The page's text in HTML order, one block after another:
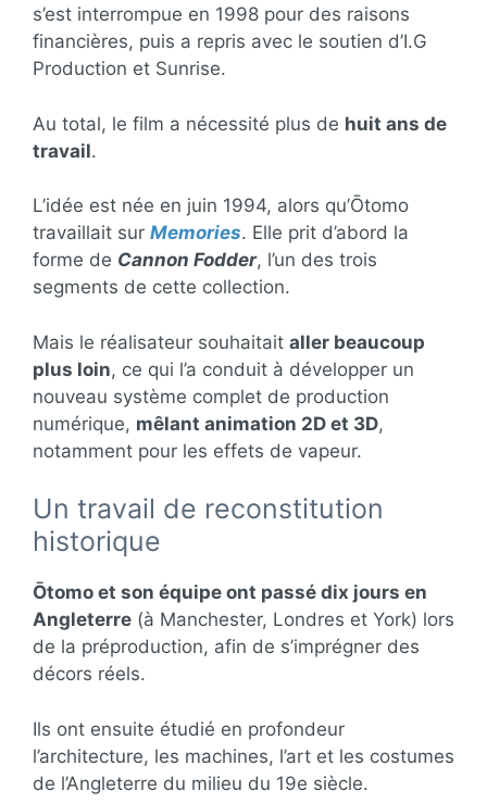
s’est interrompue en 1998 pour des raisons
financières, puis a repris avec le soutien d’I.G
Production et Sunrise.
Au total, le film a nécessité plus de huit ans de
travail.
L’idée est née en juin 1994, alors qu’Ōtomo
travaillait sur Memories. Elle prit d’abord la
forme de Cannon Fodder, l’un des trois
segments de cette collection.
Mais le réalisateur souhaitait aller beaucoup
plus loin, ce qui l’a conduit à développer un
nouveau système complet de production
numérique, mêlant animation 2D et 3D,
notamment pour les effets de vapeur.
Un travail de reconstitution
historique
Ōtomo et son équipe ont passé dix jours en
Angleterre (à Manchester, Londres et York) lors
de la préproduction, afin de s’imprégner des
décors réels.
Ils ont ensuite étudié en profondeur
l’architecture, les machines, l’art et les costumes
de l’Angleterre du milieu du 19e siècle.